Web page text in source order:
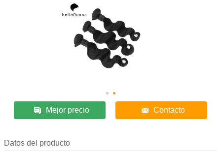
Mejor precio Contacto
Datos del producto